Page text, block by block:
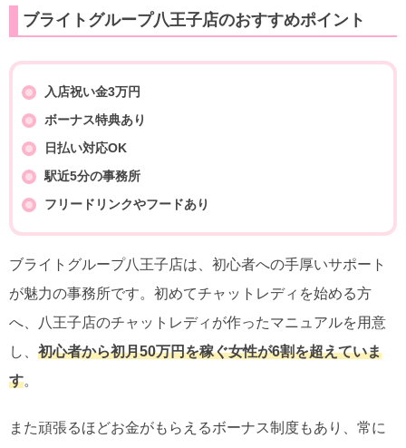
ブライトグループ八王子店のおすすめポイント
入店祝い金3万円
ボーナス特典あり
日払い対応OK
駅近5分の事務所
フリードリンクやフードあり
ブライトグループ八王子店は、初心者への手厚いサポート
が魅力の事務所です。初めてチャットレディを始める方
へ、八王子店のチャットレディが作ったマニュアルを用意
し、 初心者から初月50万円を稼ぐ女性が6割を超えていま
す。
また頑張るほどお金がもらえるボーナス制度もあり、常に